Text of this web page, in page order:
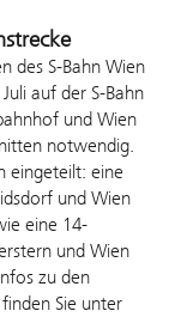
des S-Bahn Wien
auf der S-Bahn
und Wien
notwendig.
eingeteilt: eine
und Wien
eine 14-
und Wien
zu den
Sie unter